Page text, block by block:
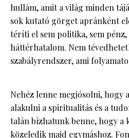
hullám, amit a világ minden
sok kutató görget apránként
téríti el sem politika, sem
háttérhatalom. Nem
szabályrendszer, ami
Nehéz lenne megjósolni, hogy
alakulni a spiritualitás és a
talán bízhatunk benne, hogy a
közeledik majd egymáshoz.